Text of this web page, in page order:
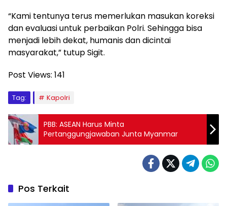
“Kami tentunya terus memerlukan masukan koreksi
dan evaluasi untuk perbaikan Polri. Sehingga bisa
menjadi lebih dekat, humanis dan dicintai
masyarakat,” tutup Sigit.
Post Views: 141
Tag: Kapolri
PBB: ASEAN Harus Minta
Pertanggungjawaban Junta Myanmar
Pos Terkait